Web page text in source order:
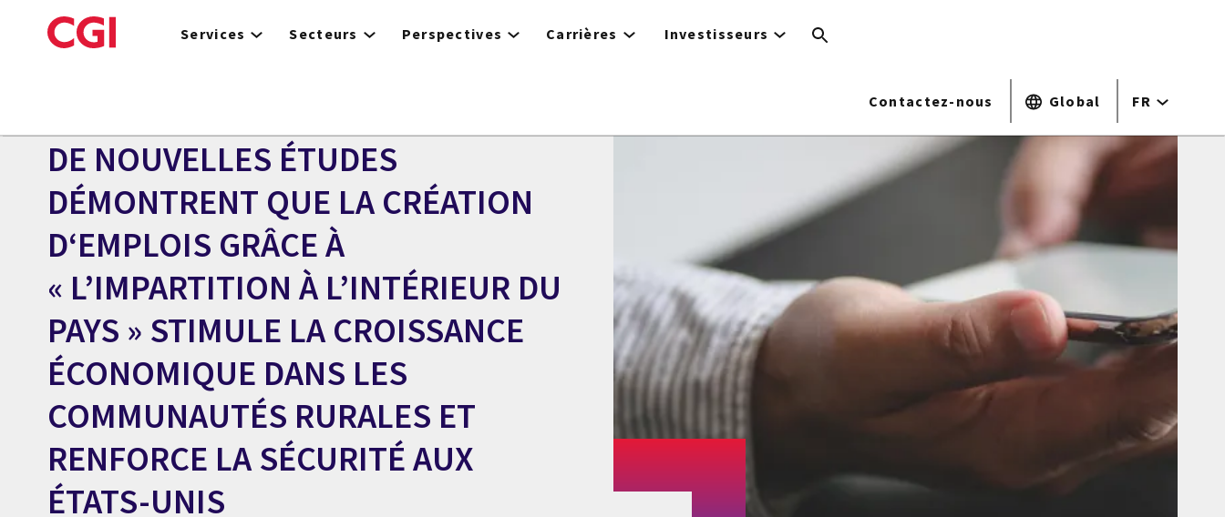
to
Services Secteurs Perspectives Carrières Investisseurs
Contactez-nous Global FR
DE NOUVELLES ÉTUDES
DÉMONTRENT QUE LA CRÉATION
D‘EMPLOIS GRÂCE À
« L’IMPARTITION À L’INTÉRIEUR DU
PAYS » STIMULE LA CROISSANCE
ÉCONOMIQUE DANS LES
COMMUNAUTÉS RURALES ET
RENFORCE LA SÉCURITÉ AUX
ÉTATS-UNIS